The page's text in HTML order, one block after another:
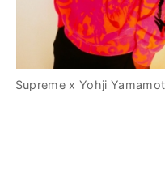
Supreme x Yohji